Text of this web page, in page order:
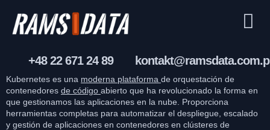
+48 22 671 24 89
Kubernetes es una moderna plataforma de orquestación de
contenedores de código abierto que ha revolucionado la forma en
que gestionamos las aplicaciones en la nube. Proporciona
herramientas completas para automatizar el despliegue, escalado
y gestión de aplicaciones en contenedores en clústeres de